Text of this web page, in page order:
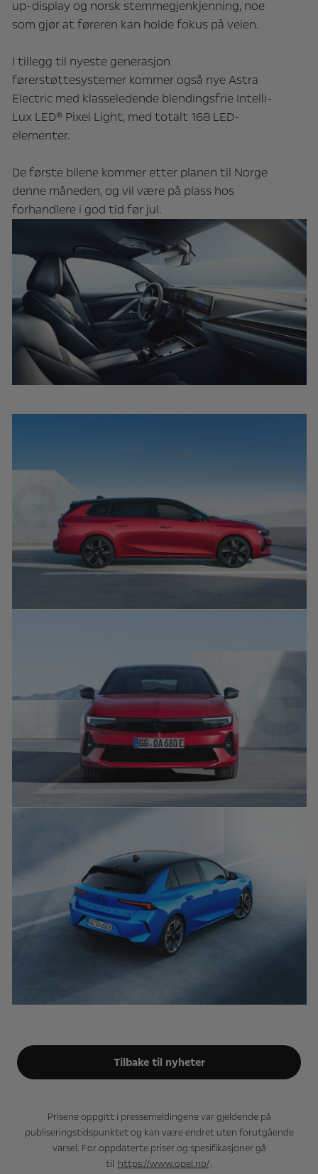
up-display og norsk stemmegjenkjenning, noe
som gjør at føreren kan holde fokus på veien.
I tillegg til nyeste generasjon
førerstøttesystemer kommer også nye Astra
Electric med klasseledende blendingsfrie Intelli-
Lux LED® Pixel Light, med totalt 168 LED-
elementer.
De første bilene kommer etter planen til Norge
denne måneden, og vil være på plass hos
forhandlere i god tid før jul.
Tilbake til nyheter
Prisene oppgitt i pressemeldingene var gjeldende på
publiseringstidspunktet og kan være endret uten forutgående
varsel. For oppdaterte priser og spesifikasjoner gå
til https://www.opel.no/.